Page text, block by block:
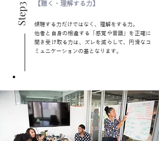
【聴く・理解する力】
Step3
傾聴する力だけではなく、理解をする力。
他者と自身の相違する「感覚や言語」を正確に
聞き受け取る力は、ズレを減らして、円滑なコ
ミュニケーションの基となります。